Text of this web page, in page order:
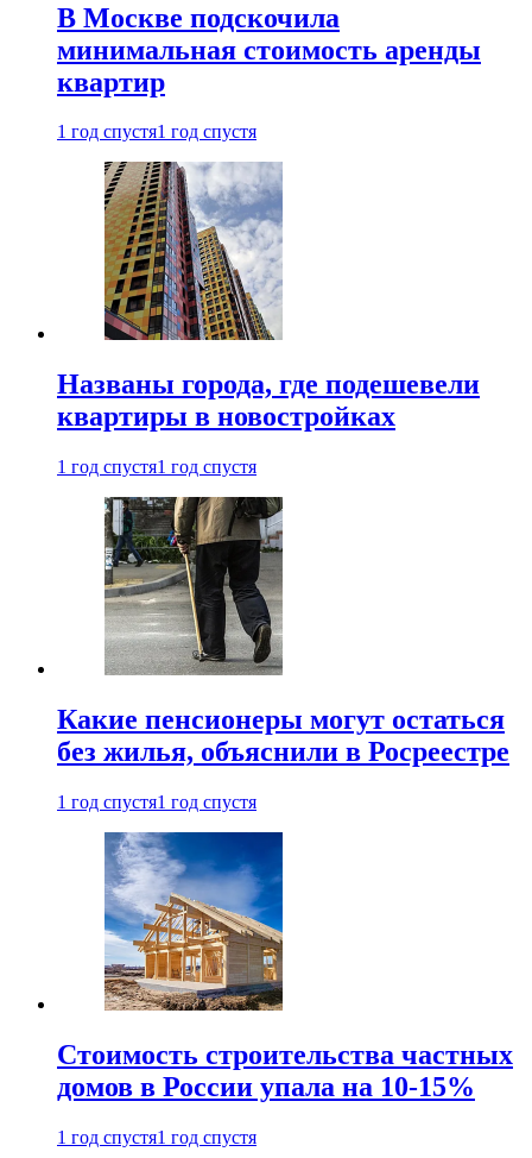
В Москве подскочила
минимальная стоимость аренды
квартир
1 год спустя1 год спустя
Названы города, где подешевели
квартиры в новостройках
1 год спустя1 год спустя
Какие пенсионеры могут остаться
без жилья, объяснили в Росреестре
1 год спустя1 год спустя
Стоимость строительства частных
домов в России упала на 10-15%
1 год спустя1 год спустя